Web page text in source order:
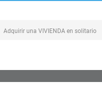
Adquirir una VIVIENDA en solitario